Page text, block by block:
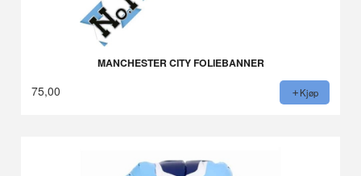
MANCHESTER CITY FOLIEBANNER
75,00 Kjøp